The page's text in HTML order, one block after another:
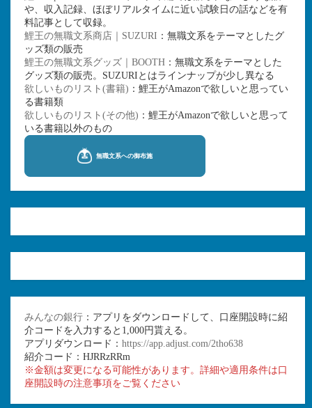
や、収入記録、ほぼリアルタイムに近い試験日の話などを有
料記事として収録。
鯉王の無職文系商店｜SUZURI ：無職文系をテーマとしたグ
ッズ類の販売
鯉王の無職文系グッズ｜BOOTH ：無職文系をテーマとした
グッズ類の販売。SUZURIとはラインナップが少し異なる
欲しいものリスト(書籍) ：鯉王がAmazonで欲しいと思ってい
る書籍類
欲しいものリスト(その他) ：鯉王がAmazonで欲しいと思って
いる書籍以外のもの
みんなの銀行 ：アプリをダウンロードして、口座開設時に紹
介コードを入力すると1,000円貰える。
アプリダウンロード： https://app.adjust.com/2tho638
紹介コード：HJRRzRRm
※金額は変更になる可能性があります。詳細や適用条件は口
座開設時の注意事項をご覧ください